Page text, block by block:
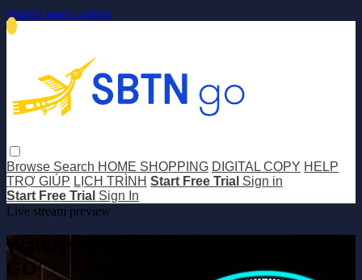
Skip to main content
Browse Search HOME SHOPPING DIGITAL COPY HELP
TRỢ GIÚP LỊCH TRÌNH Start Free Trial Sign in
Start Free Trial Sign In
Live stream preview
Watch this video and more on SBTN
GO